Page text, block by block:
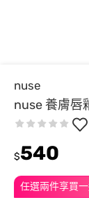
nuse
nuse 養膚唇
任選兩件享買
$540